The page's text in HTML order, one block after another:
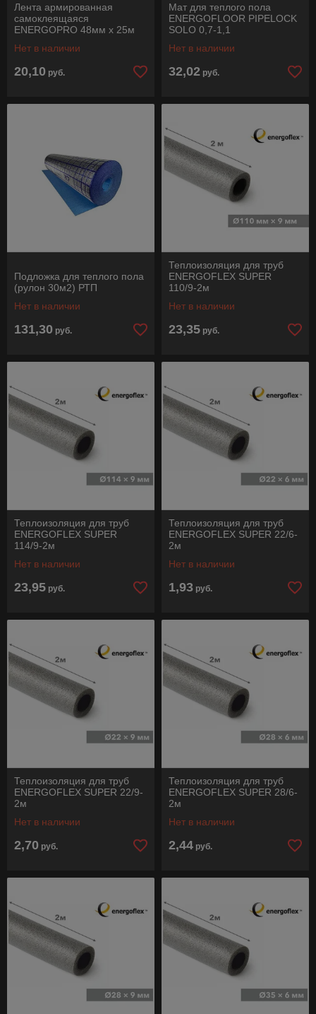
Лента армированная
самоклеящаяся
ENERGOPRO 48мм х 25м
Нет в наличии
20,10 руб.
Мат для теплого пола
ENERGOFLOOR PIPELOCK
SOLO 0,7-1,1
Нет в наличии
32,02 руб.
Подложка для теплого пола
(рулон 30м2) РТП
Нет в наличии
131,30 руб.
Теплоизоляция для труб
ENERGOFLEX SUPER
110/9-2м
Нет в наличии
23,35 руб.
Теплоизоляция для труб
ENERGOFLEX SUPER
114/9-2м
Нет в наличии
23,95 руб.
Теплоизоляция для труб
ENERGOFLEX SUPER 22/6-
2м
Нет в наличии
1,93 руб.
Теплоизоляция для труб
ENERGOFLEX SUPER 22/9-
2м
Нет в наличии
2,70 руб.
Теплоизоляция для труб
ENERGOFLEX SUPER 28/6-
2м
Нет в наличии
2,44 руб.